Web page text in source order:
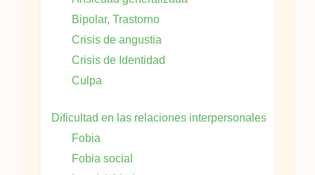
Bipolar, Trastorno
Crisis de angustia
Crisis de Identidad
Culpa
Dificultad en las relaciones interpersonales
Fobia
Fobia social